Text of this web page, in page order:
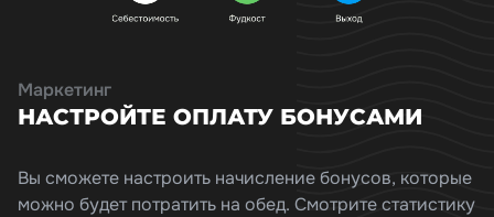
Маркетинг
НАСТРОЙТЕ ОПЛАТУ БОНУСАМИ
Вы сможете настроить начисление бонусов, которые
можно будет потратить на обед. Смотрите статистику